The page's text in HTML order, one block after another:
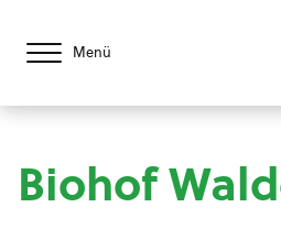
Menü
Biohof